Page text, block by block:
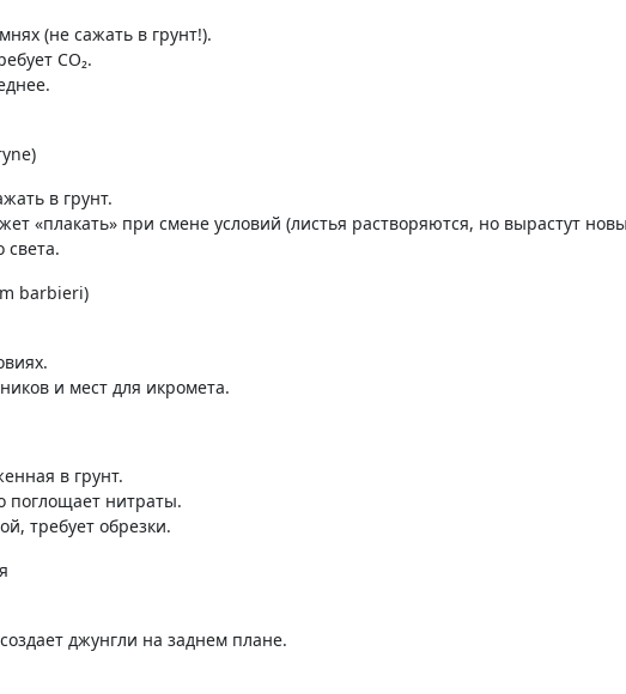
(не сажать в грунт!).
СО₂.
в грунт.
«плакать» при смене условий (листья растворяются, но вырастут
света.
barbieri)
и мест для икромета.
в грунт.
поглощает нитраты.
требует обрезки.
джунгли на заднем плане.